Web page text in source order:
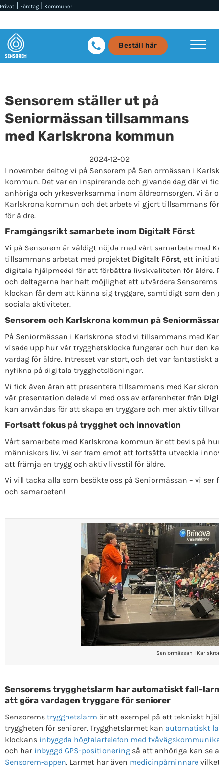
Privat | Företag | Kommuner
Beställ här
Sensorem ställer ut på
Seniormässan tillsammans
med Karlskrona kommun
2024-12-02
I november deltog vi på Sensorem på Seniormässan i
kommun. Det var en inspirerande och givande dag där vi
anhöriga och yrkesverksamma inom äldreomsorgen. Vi är
Karlskrona kommun och det arbete vi gjort tillsammans
för äldre.
Framgångsrikt samarbete inom Digitalt Först
Vi på Sensorem är väldigt nöjda med vårt samarbete med
tillsammans arbetat med projektet Digitalt Först, ett
digitala hjälpmedel för att förbättra livskvaliteten för
och deltagarna har haft möjlighet att utvärdera
klockan får dem att känna sig tryggare, samtidigt som
sociala aktiviteter.
Sensorem och Karlskrona kommun på
På Seniormässan i Karlskrona stod vi tillsammans med
visade upp hur vår trygghetsklocka fungerar och hur den
vardag för äldre. Intresset var stort, och det var fantastiskt
nyfikna på digitala trygghetslösningar.
Vi fick även äran att presentera tillsammans med
vår presentation delade vi med oss av erfarenheter från
kan användas för att skapa en tryggare och mer aktiv
Fortsatt fokus på trygghet och innovation
Vårt samarbete med Karlskrona kommun är ett bevis på
människors liv. Vi ser fram emot att fortsätta utveckla
att främja en trygg och aktiv livsstil för äldre.
Vi vill tacka alla som besökte oss på Seniormässan – vi
och samarbeten!
Seniormässan i
Sensorems trygghetslarm har automatiskt fall-
att göra vardagen tryggare för seniorer
Sensorems trygghetslarm är ett exempel på ett tekniskt
tryggheten för seniorer. Trygghetslarmet kan automatiskt
klockans inbyggda högtalartelefon med
och har inbyggd GPS-positioneringså att anhöriga kan se
Sensorem-appen. Larmet har även medicinpåminnare